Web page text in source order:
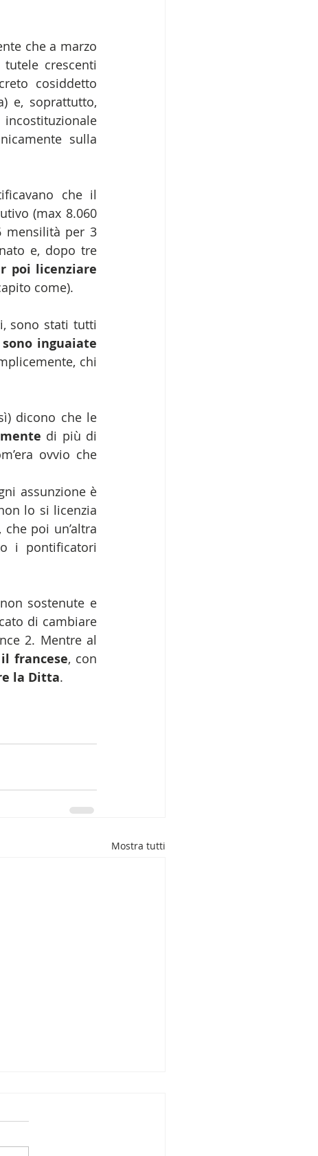
che a marzo
crescenti
cosiddetto
e, soprattutto,
sulla
che il
(max 8.060
mensilità per 3
e, dopo tre
poi licenziare
come).
sono stati tutti
sono inguaiate
chi
dicono che le
di più di
ovvio che
assunzione è
lo si licenzia
poi un’altra
i pontificatori
sostenute e
di cambiare
2. Mentre al
francese, con
la Ditta.
Mostra tutti